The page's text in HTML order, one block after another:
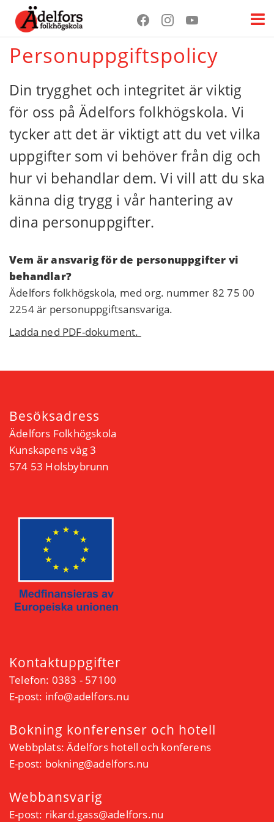
Personuppgiftspolicy
Din trygghet och integritet är viktig
för oss på Ädelfors folkhögskola. Vi
tycker att det är viktigt att du vet vilka
uppgifter som vi behöver från dig och
hur vi behandlar dem. Vi vill att du ska
känna dig trygg i vår hantering av
dina personuppgifter.
Vem är ansvarig för de personuppgifter vi
behandlar?
Ädelfors folkhögskola, med org. nummer 82 75 00
2254 är personuppgiftsansvariga.
Ladda ned PDF-dokument.
Besöksadress
Ädelfors Folkhögskola
Kunskapens väg 3
574 53 Holsbybrunn
Kontaktuppgifter
Telefon: 0383 - 57100
E-post: info@adelfors.nu
Bokning konferenser och hotell
Webbplats:Ädelfors hotell och konferens
E-post: bokning@adelfors.nu
Webbansvarig
E-post: rikard.gass@adelfors.nu